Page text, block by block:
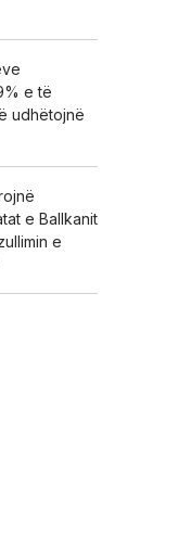
e të
udhëtojnë
e Ballkanit
e